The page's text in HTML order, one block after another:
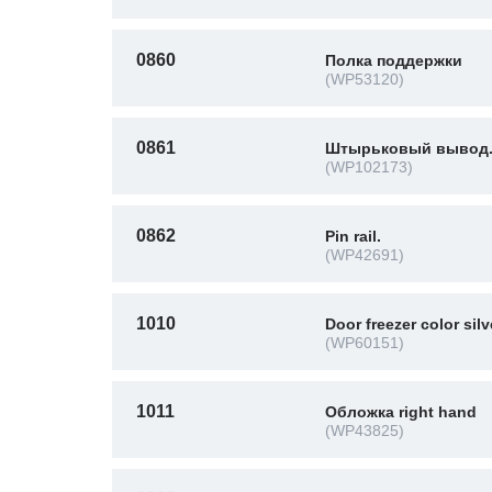
0860
Полка поддержки
(WP53120)
0861
Штырьковый вывод.
(WP102173)
0862
Pin rail.
(WP42691)
1010
Door freezer color
(WP60151)
1011
Обложка right hand
(WP43825)